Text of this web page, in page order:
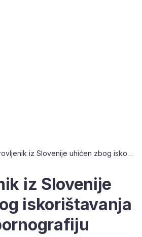
Umirovljenik iz Slovenije uhićen zbog iskorištavanja djece za pornografiju
iz Slovenije
iskorištavanja